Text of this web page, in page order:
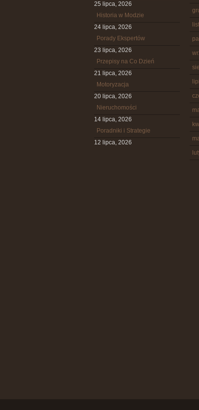
25 lipca, 2026
Historia w Modzie
24 lipca, 2026
Porady Ekspertów
23 lipca, 2026
Przepisy na Co Dzień
21 lipca, 2026
Motoryzacja
20 lipca, 2026
Nieruchomości
14 lipca, 2026
Poradniki i Strategie
12 lipca, 2026